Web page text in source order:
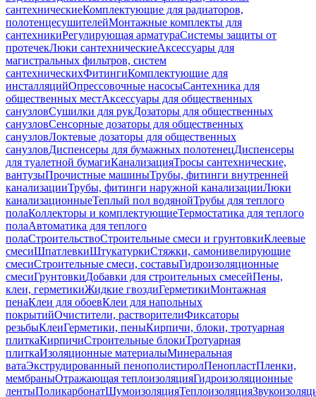
сантехническиеКомплектующие для радиаторов,
полотенцесушителейМонтажные комплекты для
сантехникиРегулирующая арматураСистемы защиты от
протечекЛюки сантехническиеАксессуары для
магистральных фильтров, систем
сантехническихФитингиКомплектующие для
инсталляцийОпрессовочные насосыСантехника для
общественных местАксессуары для общественных
санузловСушилки для рукДозаторы для общественных
санузловСенсорные дозаторы для общественных
санузловЛоктевые дозаторы для общественных
санузловДиспенсеры для бумажных полотенецДиспенсеры
для туалетной бумагиКанализацияТросы сантехнические,
вантузыПрочистные машиныТрубы, фитинги внутренней
канализацииТрубы, фитинги наружной канализацииЛюки
канализационныеТеплый пол водянойТрубы для теплого
полаКоллекторы и комплектующиеТермостатика для теплого
полаАвтоматика для теплого
полаСтроительствоСтроительные смеси и грунтовкиКлеевые
смесиШпатлевкиШтукатуркиСтяжки, самонивелирующие
смесиСтроительные смеси, составыГидроизоляционные
смесиГрунтовкиДобавки для строительных смесейПены,
клеи, герметикиЖидкие гвоздиГерметикиМонтажная
пенаКлеи для обоевКлеи для напольных
покрытийОчистители, растворителиФиксаторы
резьбыКлеиГерметики, пеныКирпичи, блоки, тротуарная
плиткаКирпичиСтроительные блокиТротуарная
плиткаИзоляционные материалыМинеральная
ватаЭкструдированный пенополистиролПенопластПленки,
мембраныОтражающая теплоизоляцияГидроизоляционные
лентыПоликарбонатШумоизоляцияТеплоизоляция